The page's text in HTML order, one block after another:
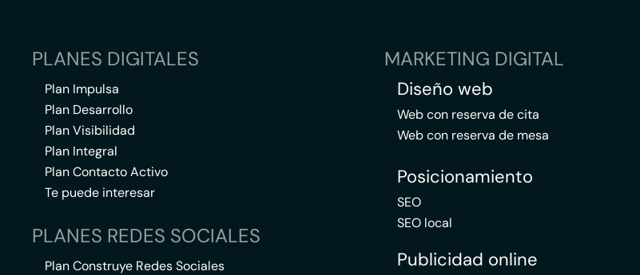
PLANES DIGITALES
Plan Impulsa
Plan Desarrollo
Plan Visibilidad
Plan Integral
Plan Contacto Activo
Te puede interesar
PLANES REDES SOCIALES
Plan Construye Redes Sociales
MARKETING DIGITAL
Diseño web
Web con reserva de cita
Web con reserva de mesa
Posicionamiento
SEO
SEO local
Publicidad online